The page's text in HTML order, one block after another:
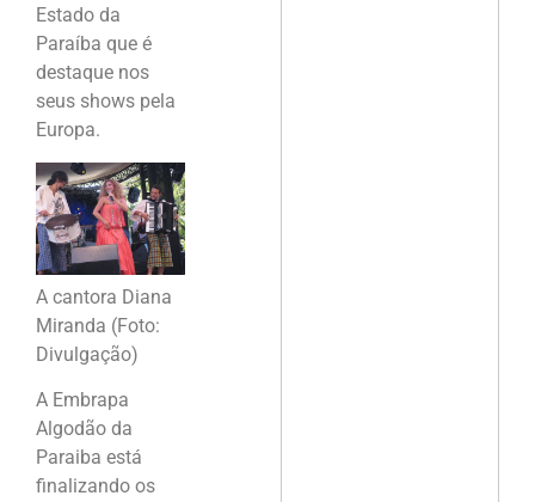
Estado da
Paraíba que é
destaque nos
seus shows pela
Europa.
A cantora Diana
Miranda (Foto:
Divulgação)
A Embrapa
Algodão da
Paraiba está
finalizando os